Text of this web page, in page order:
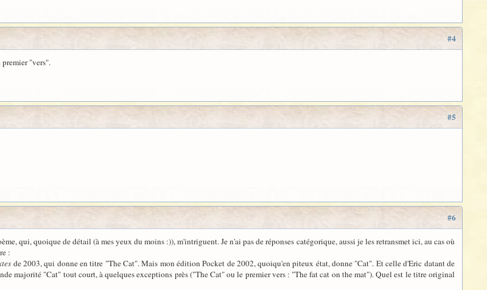
#4
"vers".
#5
#6
qui, quoique de détail (à mes yeux du moins :)), m'intriguent. Je n'ai pas de réponses catégorique, aussi je les retransmet ici, au cas où
:
de 2003, qui donne en titre "The Cat". Mais mon édition Pocket de 2002, quoiqu'en piteux état, donne "Cat". Et celle d'Eric datant de
majorité "Cat" tout court, à quelques exceptions près ("The Cat" ou le premier vers : "The fat cat on the mat"). Quel est le titre original